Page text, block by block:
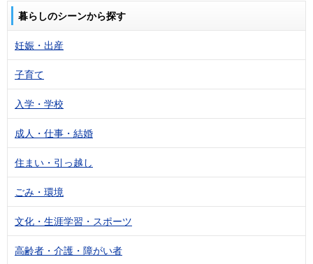
暮らしのシーンから探す
妊娠・出産
子育て
入学・学校
成人・仕事・結婚
住まい・引っ越し
ごみ・環境
文化・生涯学習・スポーツ
高齢者・介護・障がい者